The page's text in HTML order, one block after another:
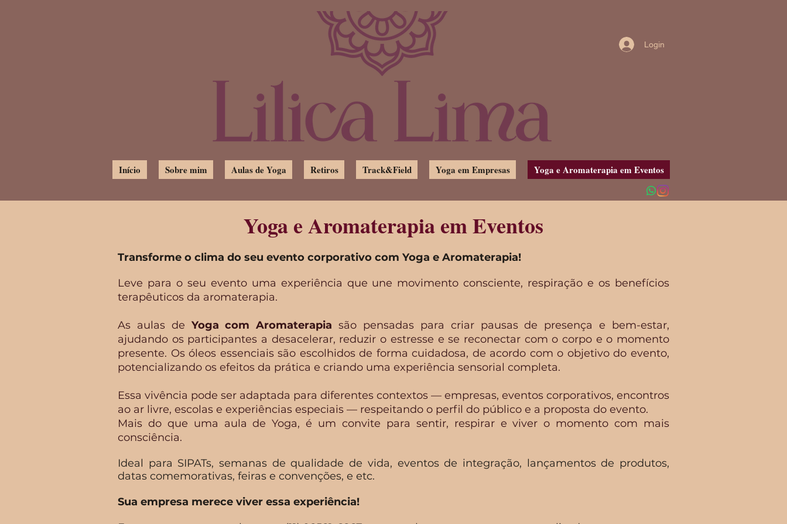
Login
Início Sobre mim Aulas de Yoga Retiros Track&Field Yoga em Empresas Yoga e Aromaterapia em Eventos
Yoga e Aromaterapia em Eventos
Transforme o clima do seu evento corporativo com Yoga e Aromaterapia!
Leve para o seu evento uma experiência que une movimento consciente, respiração e os benefícios
terapêuticos da aromaterapia.
As aulas de Yoga com Aromaterapiasão pensadas para criar pausas de presença e bem-estar,
ajudando os participantes a desacelerar, reduzir o estresse e se reconectar com o corpo e o momento
presente. Os óleos essenciais são escolhidos de forma cuidadosa, de acordo com o objetivo do evento,
potencializando os efeitos da prática e criando uma experiência sensorial completa.
Essa vivência pode ser adaptada para diferentes contextos — empresas, eventos corporativos, encontros
ao ar livre, escolas e experiências especiais — respeitando o perfil do público e a proposta do evento.
Mais do que uma aula de Yoga, é um convite para sentir, respirar e viver o momento com mais
consciência.
Ideal para SIPATs, semanas de qualidade de vida, eventos de integração, lançamentos de produtos,
datas comemorativas, feiras e convenções, e etc.
Sua empresa merece viver essa experiência!